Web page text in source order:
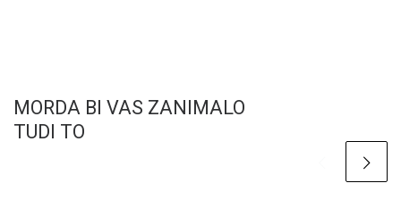
MORDA BI VAS ZANIMALO
TUDI TO